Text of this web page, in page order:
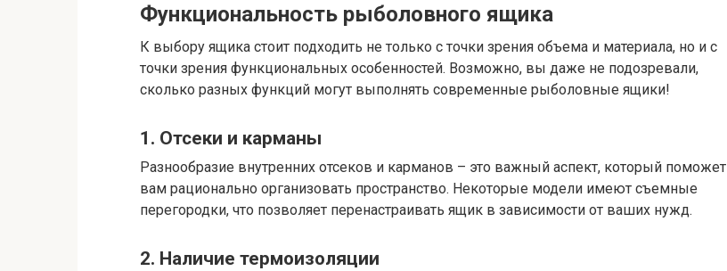
Функциональность рыболовного ящика
К выбору ящика стоит подходить не только с точки зрения объема и материала, но и с
точки зрения функциональных особенностей. Возможно, вы даже не подозревали,
сколько разных функций могут выполнять современные рыболовные ящики!
1. Отсеки и карманы
Разнообразие внутренних отсеков и карманов – это важный аспект, который поможет
вам рационально организовать пространство. Некоторые модели имеют съемные
перегородки, что позволяет перенастраивать ящик в зависимости от ваших нужд.
2. Наличие термоизоляции